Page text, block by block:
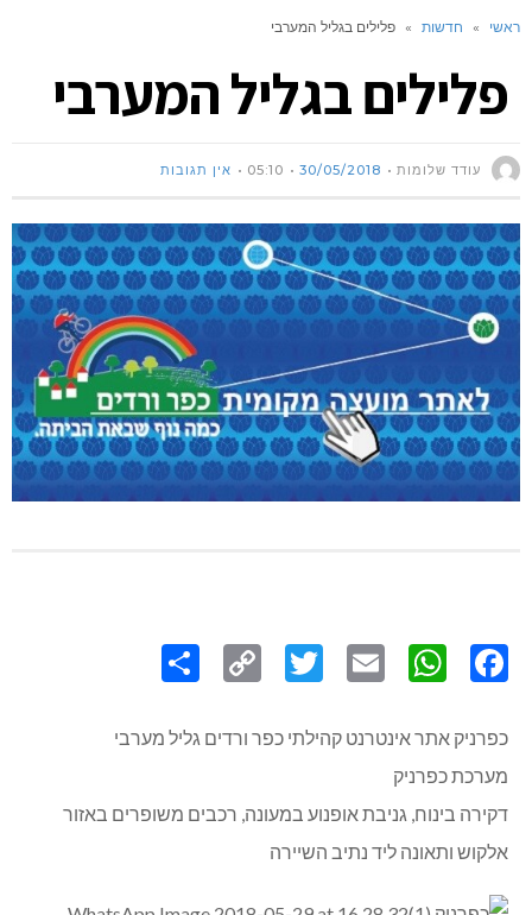
ראשי » חדשות » פלילים בגליל המערבי
פלילים בגליל המערבי
עודד שלומות 30/05/2018
05:10 אין תגובות
Link
כפרניק אתר אינטרנט קהילתי כפר ורדים גליל מערבי
מערכת כפרניק
דקירה בינוח, גניבת אופנוע במעונה, רכבים משופרים באזור
אלקוש ותאונה ליד נתיב השיירה